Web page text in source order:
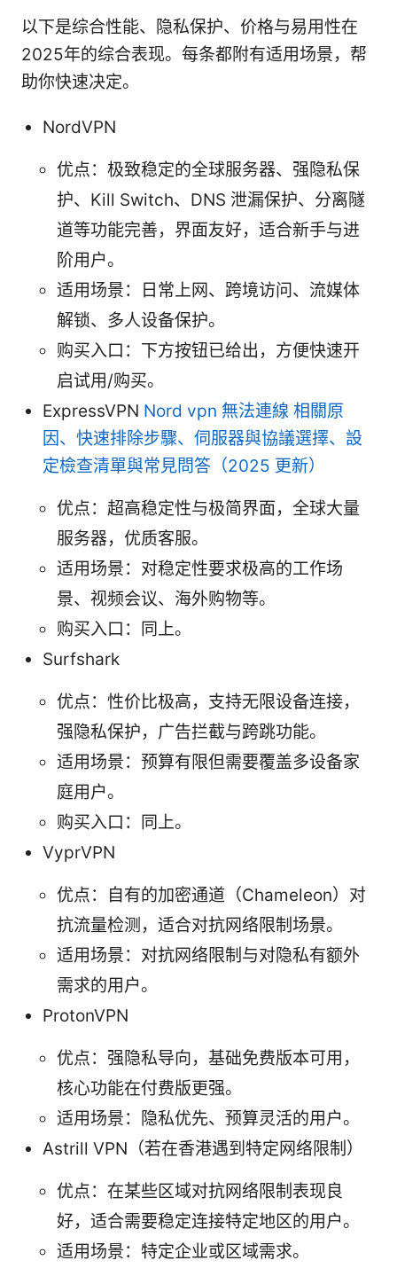
以下是综合性能、隐私保护、价格与易用性在
2025年的综合表现。每条都附有适用场景，帮
助你快速决定。
NordVPN
优点：极致稳定的全球服务器、强隐私保
护、Kill Switch、DNS 泄漏保护、分离隧
道等功能完善，界面友好，适合新手与进
阶用户。
适用场景：日常上网、跨境访问、流媒体
解锁、多人设备保护。
购买入口：下方按钮已给出，方便快速开
启试用/购买。
ExpressVPN Nord vpn 無法連線 相關原
因、快速排除步驟、伺服器與協議選擇、設
定檢查清單與常見問答（2025 更新）
优点：超高稳定性与极简界面，全球大量
服务器，优质客服。
适用场景：对稳定性要求极高的工作场
景、视频会议、海外购物等。
购买入口：同上。
Surfshark
优点：性价比极高，支持无限设备连接，
强隐私保护，广告拦截与跨跳功能。
适用场景：预算有限但需要覆盖多设备家
庭用户。
购买入口：同上。
VyprVPN
优点：自有的加密通道（Chameleon）对
抗流量检测，适合对抗网络限制场景。
适用场景：对抗网络限制与对隐私有额外
需求的用户。
ProtonVPN
优点：强隐私导向，基础免费版本可用，
核心功能在付费版更强。
适用场景：隐私优先、预算灵活的用户。
Astrill VPN（若在香港遇到特定网络限制）
优点：在某些区域对抗网络限制表现良
好，适合需要稳定连接特定地区的用户。
适用场景：特定企业或区域需求。